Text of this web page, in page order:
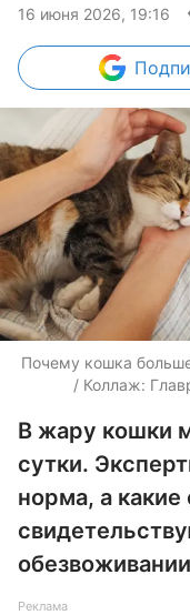
16 июня 2026, 19:16
Почему кошка
/ Коллаж:
В жару кошки
сутки.
норма, а
Реклама